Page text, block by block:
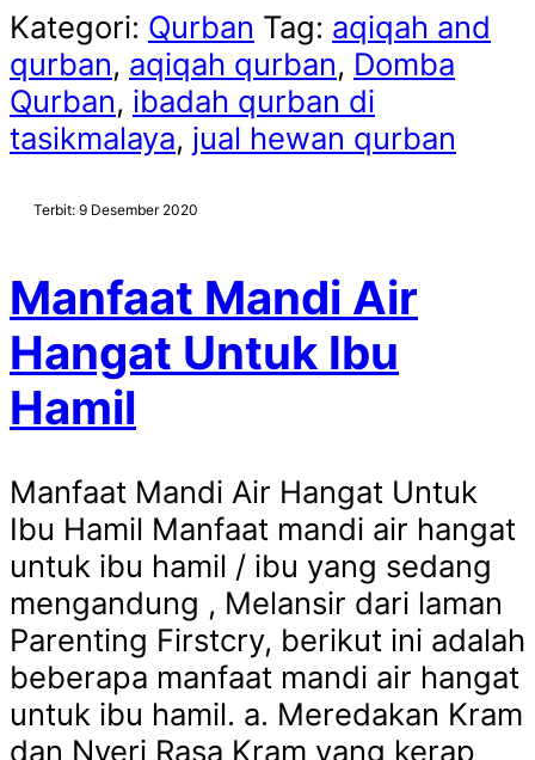
Kategori: Qurban Tag: aqiqah and
qurban, aqiqah qurban, Domba
Qurban, ibadah qurban di
tasikmalaya, jual hewan qurban
Terbit: 9 Desember 2020
Manfaat Mandi Air
Hangat Untuk Ibu
Hamil
Manfaat Mandi Air Hangat Untuk
Ibu Hamil Manfaat mandi air hangat
untuk ibu hamil / ibu yang sedang
mengandung , Melansir dari laman
Parenting Firstcry, berikut ini adalah
beberapa manfaat mandi air hangat
untuk ibu hamil. a. Meredakan Kram
dan Nyeri Rasa Kram yang kerap